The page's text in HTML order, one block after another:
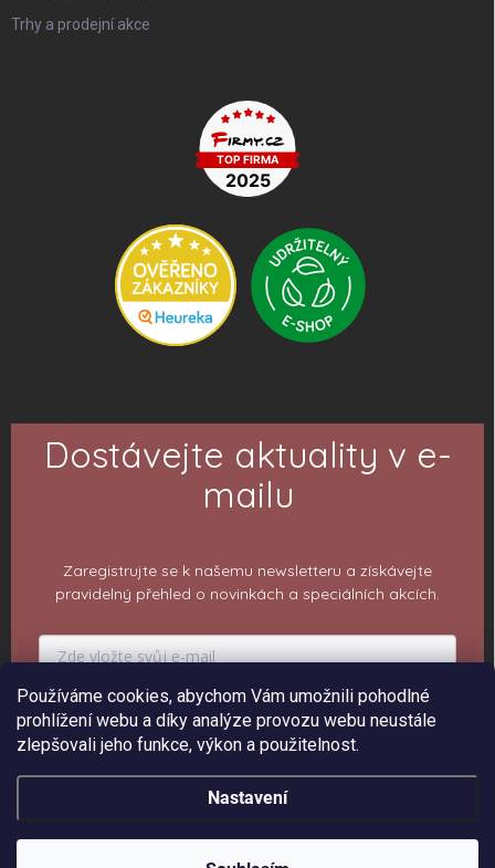
Používáme cookies, abychom Vám umožnili pohodlné
prohlížení webu a díky analýze provozu webu neustále
zlepšovali jeho funkce, výkon a použitelnost.
Nastavení
Trhy a prodejní akce
Dostávejte aktuality v e-
mailu
Zaregistrujte se k našemu newsletteru a získávejte
pravidelný přehled o novinkách a speciálních akcích.
PŘIHLÁSIT K ODBĚRU
Copyright 2026ePiPí - Prodejna radostí. Všechna práva vyhrazena.Upravit
nastavení cookies